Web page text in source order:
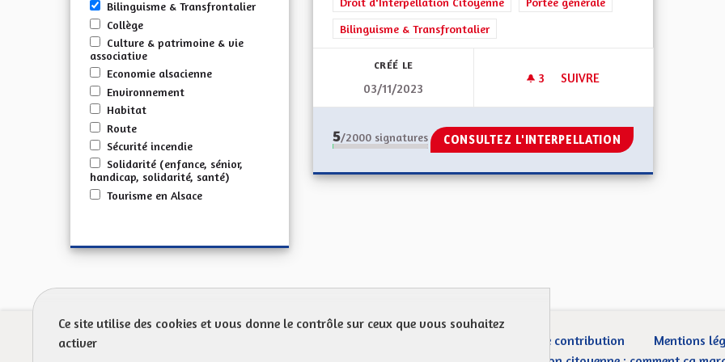
Bilinguisme & Transfrontalier
Collège
Culture & patrimoine & vie
associative
Economie alsacienne
Environnement
Habitat
Route
Sécurité incendie
Solidarité (enfance, sénior,
handicap, solidarité, santé)
Tourisme en Alsace
Bilinguisme & Transfrontalier
CRÉÉ LE
03/11/2023
3 3 ABONNÉS
SUIVRE
5/2000 signatures CONSULTEZ L'INTERPELLATION
Charte de contribution
Mentions
Ce site utilise des cookies et vous donne le contrôle sur ceux que vous souhaitez
activer